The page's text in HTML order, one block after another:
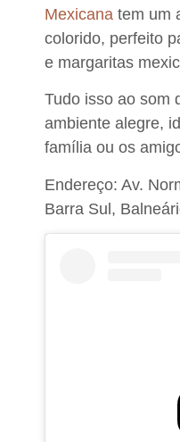
Mexicana tem um
colorido, perfeito
e margaritas
Tudo isso ao som
ambiente alegre,
família ou os
Endereço: Av.
Barra Sul,